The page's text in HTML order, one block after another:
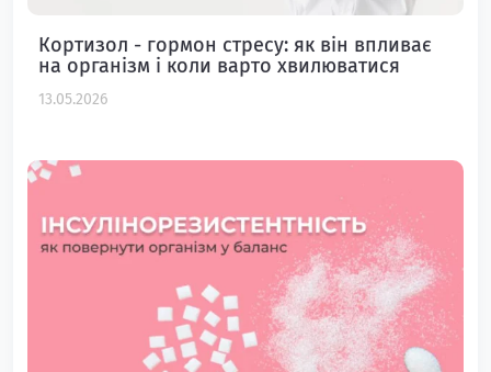
Кортизол - гормон стресу: як він впливає
на організм і коли варто хвилюватися
13.05.2026